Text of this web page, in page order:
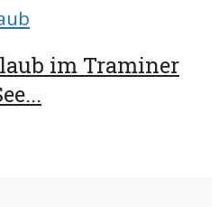
im Traminer